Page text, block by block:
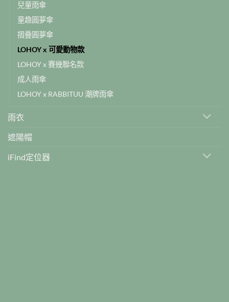
兒童雨傘
童趣圓夢傘
摺疊圓夢傘
LOHOY x 可愛動物款
LOHOY x 賽幾聯名款
成人雨傘
LOHOY x RABBITUU 潮牌雨傘
雨衣
遮陽帽
iFind定位器